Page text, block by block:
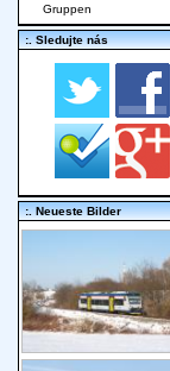
Gruppen
:. Sledujte nás
:. Neueste Bilder